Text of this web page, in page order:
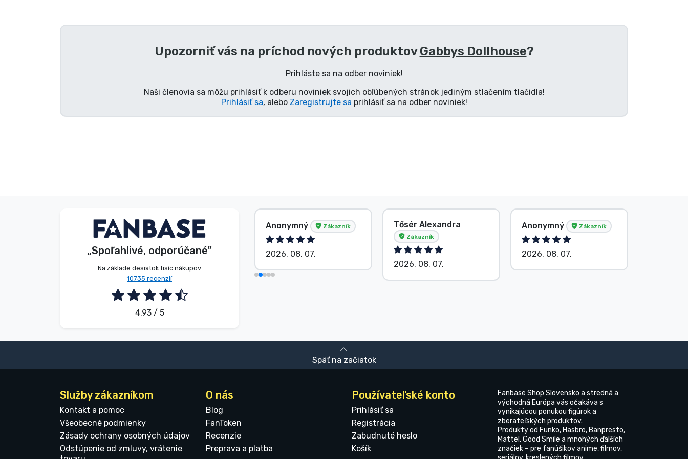
Upozorniť vás na príchod nových produktovGabbys Dollhouse?
Prihláste sa na odber noviniek!
Naši členovia sa môžu prihlásiť k odberu noviniek svojich obľúbených stránok jediným stlačením tlačidla!
Prihlásiť sa, alebo Zaregistrujte sa prihlásiť sa na odber noviniek!
„Spoľahlivé, odporúčané”
Na základe desiatok tisíc nákupov
10735 recenzií
4.93 / 5
S. Kevin Zákazník
2026. 08. 07.
Anonymný Zákazník
2026. 08. 07.
Tősér Alexandra
Zákazník
2026. 08. 07.
Anonymný Zákazník
2026. 08. 07.
Späť na začiatok
Služby zákazníkom
Kontakt a pomoc
Všeobecné podmienky
Zásady ochrany osobných údajov
Odstúpenie od zmluvy, vrátenie
O nás
Blog
FanToken
Recenzie
Preprava a platba
Používateľské konto
Prihlásiť sa
Registrácia
Zabudnuté heslo
Košík
Fanbase Shop Slovensko a stredná a
východná Európa vás očakáva s
vynikajúcou ponukou figúrok a
zberateľských produktov.
Produkty od Funko, Hasbro, Banpresto,
Mattel, Good Smile a mnohých ďalších
značiek – pre fanúšikov anime, filmov,